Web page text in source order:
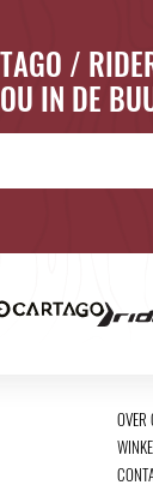
/
IN DE